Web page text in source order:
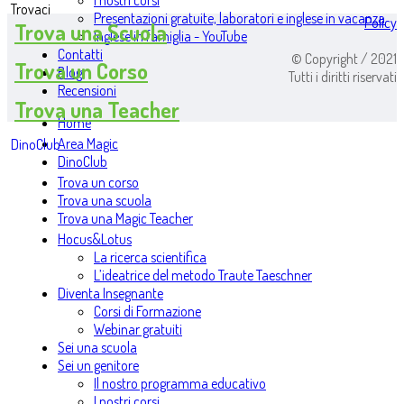
Presentazioni gratuite, laboratori e inglese in vacanza
Inglese in famiglia - YouTube
Contatti
Blog
Recensioni
Home
Area Magic
DinoClub
Trova un corso
Trova una scuola
Trova una Magic Teacher
Hocus&Lotus
La ricerca scientifica
L’ideatrice del metodo Traute Taeschner
Diventa Insegnante
Corsi di Formazione
Webinar gratuiti
Sei una scuola
Sei un genitore
Il nostro programma educativo
Trovaci
Trova una Scuola
Trova un Corso
Trova una Teacher
DinoClub
Policy
© Copyright / 2021
Tutti i diritti riservati